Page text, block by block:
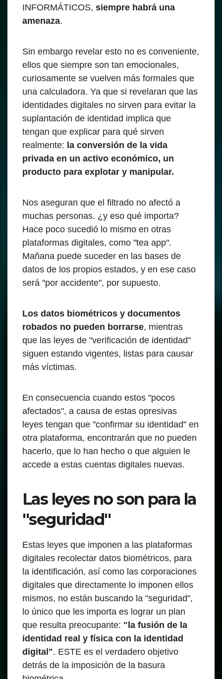
INFORMÁTICOS, siempre habrá una
amenaza.
Sin embargo revelar esto no es conveniente,
ellos que siempre son tan emocionales,
curiosamente se vuelven más formales que
una calculadora. Ya que si revelaran que las
identidades digitales no sirven para evitar la
suplantación de identidad implica que
tengan que explicar para qué sirven
realmente: la conversión de la vida
privada en un activo económico, un
producto para explotar y manipular.
Nos aseguran que el filtrado no afectó a
muchas personas. ¿y eso qué importa?
Hace poco sucedió lo mismo en otras
plataformas digitales, como "tea app".
Mañana puede suceder en las bases de
datos de los propios estados, y en ese caso
será "por accidente", por supuesto.
Los datos biométricos y documentos
robados no pueden borrarse, mientras
que las leyes de "verificación de identidad"
siguen estando vigentes, listas para causar
más víctimas.
En consecuencia cuando estos "pocos
afectados", a causa de estas opresivas
leyes tengan que "confirmar su identidad" en
otra plataforma, encontrarán que no pueden
hacerlo, que lo han hecho o que alguien le
accede a estas cuentas digitales nuevas.
Las leyes no son para la
"seguridad"
Estas leyes que imponen a las plataformas
digitales recolectar datos biométricos, para
la identificación, así como las corporaciones
digitales que directamente lo imponen ellos
mismos, no están buscando la "seguridad",
lo único que les importa es lograr un plan
que resulta preocupante: "la fusión de la
identidad real y física con la identidad
digital". ESTE es el verdadero objetivo
detrás de la imposición de la basura